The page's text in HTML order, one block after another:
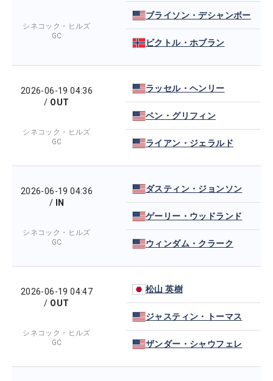
シネコック・ヒルズ
GC
ブライソン・デシャンボー
ビクトル・ホブラン
2026-06-19 04:36
/ OUT
シネコック・ヒルズ
GC
ラッセル・ヘンリー
ベン・グリフィン
ライアン・ジェラルド
2026-06-19 04:36
/
IN
シネコック・ヒルズ
GC
ダスティン・ジョンソン
ゲーリー・ウッドランド
ウィンダム・クラーク
2026-06-19 04:47
/ OUT
シネコック・ヒルズ
GC
松山 英樹
ジャスティン・トーマス
ザンダー・シャウフェレ